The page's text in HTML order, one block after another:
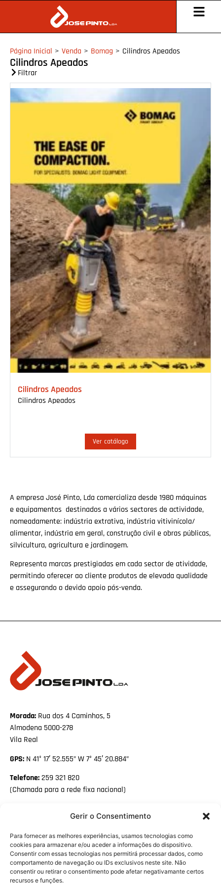
Gerir o Consentimento
Para fornecer as melhores experiências, usamos tecnologias como
cookies para armazenar e/ou aceder a informações do dispositivo.
Consentir com essas tecnologias nos permitirá processar dados, como
comportamento de navegação ou IDs exclusivos neste site. Não
consentir ou retirar o consentimento pode afetar negativamante certos
recursos e funções.
Página Inicial > Venda > Bomag > Cilindros Apeados
Cilindros Apeados
Filtrar
Cilindros Apeados
Cilindros Apeados
Ver catálogo
A empresa José Pinto, Lda comercializa desde 1980 máquinas
e equipamentos destinados a vários sectores de actividade,
nomeadamente: indústria extrativa, indústria vitivinícola/
alimentar, indústria em geral, construção civil e obras públicas,
silvicultura, agricultura e jardinagem.
Representa marcas prestigiadas em cada sector de atividade,
permitindo oferecer ao cliente produtos de elevada qualidade
e assegurando o devido apoio pós-venda.
Morada: Rua dos 4 Caminhos, 5
Almodena 5000-278
Vila Real
GPS: N 41° 17′ 52.555” W 7° 45′ 20.884”
Telefone:259 321 820
(Chamada para a rede fixa nacional)
Linkedin
PME LÍDER HÁ
10 ANOS